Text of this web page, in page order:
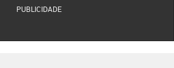
PUBLICIDADE